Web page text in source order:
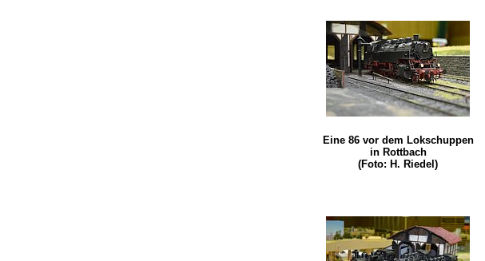
Eine 86 vor dem Lokschuppen
in Rottbach
(Foto: H. Riedel)